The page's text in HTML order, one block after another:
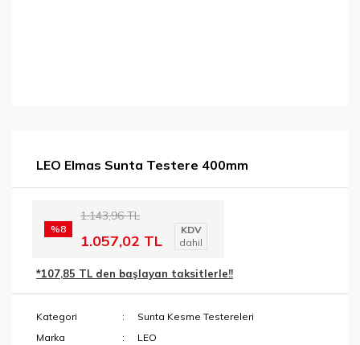
LEO Elmas Sunta Testere 400mm
%8
1.143,96 TL
1.057,02 TL
KDV
dahil
*107,85 TL den başlayan taksitlerle!!
Kategori
Sunta Kesme Testereleri
Marka
LEO